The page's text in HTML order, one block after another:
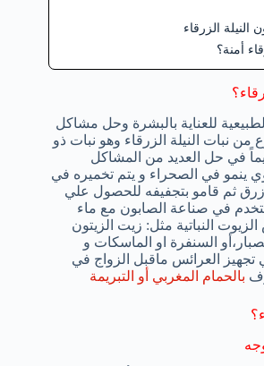
الزرقاء
أمنة؟
للعناية بالبشرة وحل مشاكل
من نبات النيلة الزرقاء وهو نبات ذو
في حل العديد من المشاكل
ينمو في الصحراء و يتم تخميره في
ثم قامو بتجفيفه للحصول علي
في صناعة الصابون مع ماء
النباتية مثل: زيت الزيتون
السنفرة او الماسكات و
تجهيز العرائس ماقبل الزواج في
بالحمام المغربي أو التبريمة